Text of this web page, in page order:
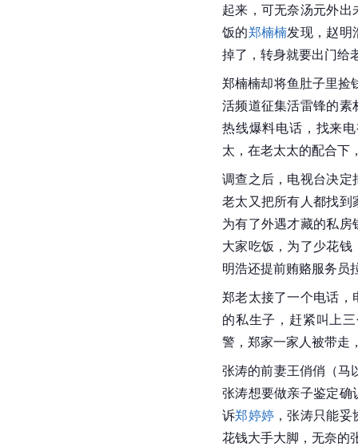
起来，可无奈汤元外
饭的郑楠楠发现，赵明
掉了，转身就要出门给
郑楠楠却将鱼肚子里捡
活频道征集活雷锋的素
热线爆料电话，找来
太，在老太太的配合下
调查之后，电视台决定
老太又把所有人都找到
为有了外遇才藏的私
大家吃饭，为了少花钱
明浩还提前贿赂服务员
郑老太接了一个电话，
的私生子，赶紧叫上
警，郑家一家人被带走
张涛的前妻王俏俏（马
张涛想要做亲子鉴定
诉郑婷婷 ，张涛只能
花钱大手大脚，无奈的